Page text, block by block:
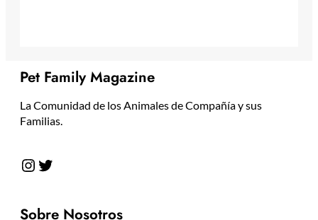
Pet Family Magazine
La Comunidad de los Animales de Compañía y sus
Familias.
Instagram Twitter
Sobre Nosotros